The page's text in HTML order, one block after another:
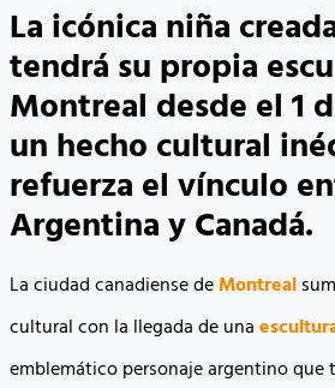
La icónica niña
tendrá su propia
Montreal desde el 1
un hecho cultural
refuerza el vínculo
Argentina y Canadá.
La ciudad canadiense deMontreal
cultural con la llegada de una
emblemático personaje argentino que